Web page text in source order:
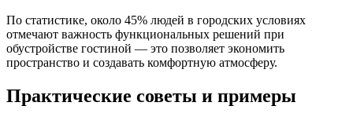
По статистике, около 45% людей в городских условиях
отмечают важность функциональных решений при
обустройстве гостиной — это позволяет экономить
пространство и создавать комфортную атмосферу.
Практические советы и примеры